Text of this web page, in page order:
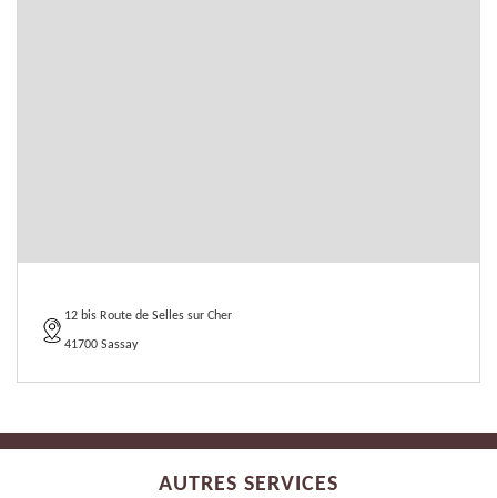
12 bis Route de Selles sur Cher
41700 Sassay
AUTRES SERVICES